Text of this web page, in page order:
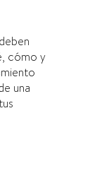
cómo y
una